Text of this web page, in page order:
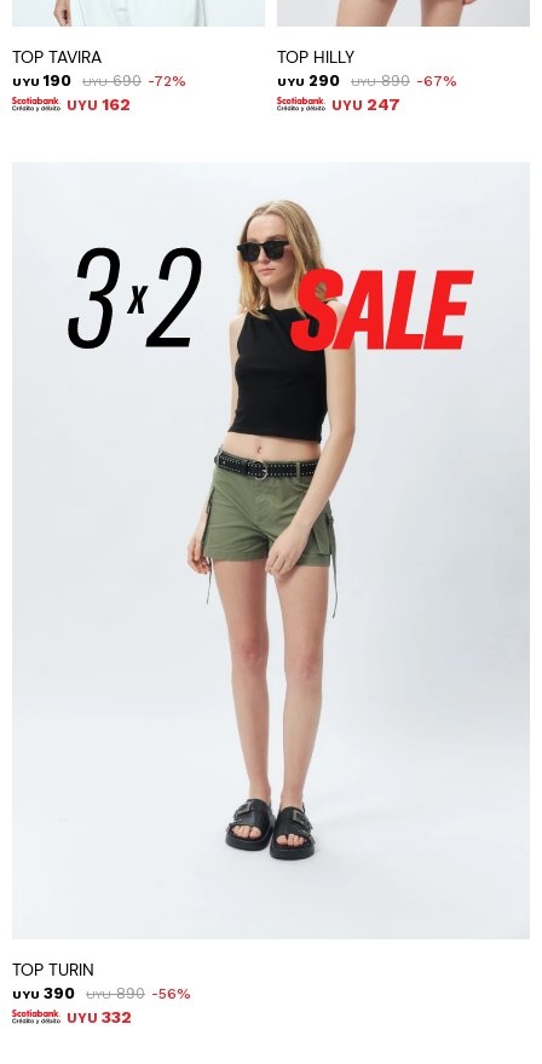
TOP TAVIRA
UYU 190 UYU 690 72
UYU 162
TOP HILLY
UYU 290 UYU 890 67
UYU 247
TOP TURIN
UYU 390 UYU 890 56
UYU 332